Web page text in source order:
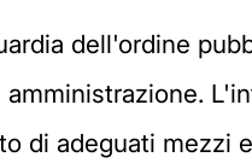
dell'ordine
di adeguati mezzi